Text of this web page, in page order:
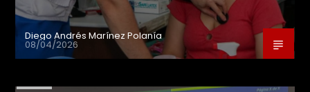
Diego Andrés Marínez Polanía
08/04/2026